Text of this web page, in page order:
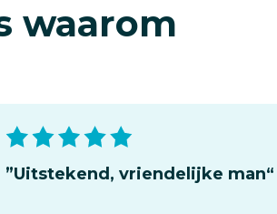
waarom
”Uitstekend, vriendelijke man“